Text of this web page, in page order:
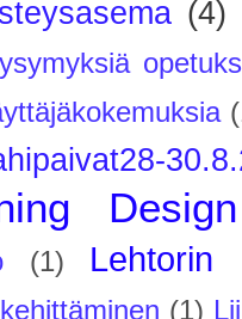
(4)
Design
(1) Lehtorin
(1)